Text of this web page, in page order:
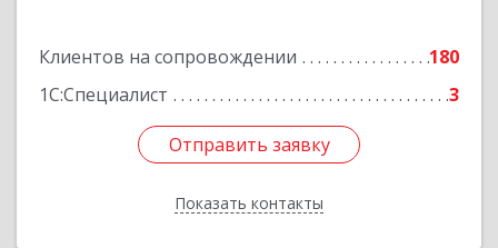
Клиентов на сопровождении
180
1С:Специалист
3
Отправить заявку
Показать контакты
Отправить заявку
Назад